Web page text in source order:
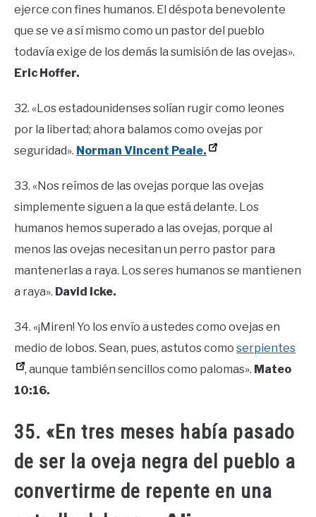
ejerce con fines humanos. El déspota benevolente
que se ve a sí mismo como un pastor del pueblo
todavía exige de los demás la sumisión de las ovejas».
Eric Hoffer.
32. «Los estadounidenses solían rugir como leones
por la libertad; ahora balamos como ovejas por
seguridad». Norman Vincent Peale.
33. «Nos reímos de las ovejas porque las ovejas
simplemente siguen a la que está delante. Los
humanos hemos superado a las ovejas, porque al
menos las ovejas necesitan un perro pastor para
mantenerlas a raya. Los seres humanos se mantienen
a raya». David Icke.
34. «¡Miren! Yo los envío a ustedes como ovejas en
medio de lobos. Sean, pues, astutos como serpientes
, aunque también sencillos como palomas». Mateo
10:16.
35. «En tres meses había pasado
de ser la oveja negra del pueblo a
convertirme de repente en una